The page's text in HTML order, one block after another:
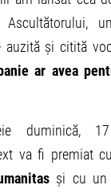
auzită și citită
ar avea
duminică,
va fi premiat
și cu un